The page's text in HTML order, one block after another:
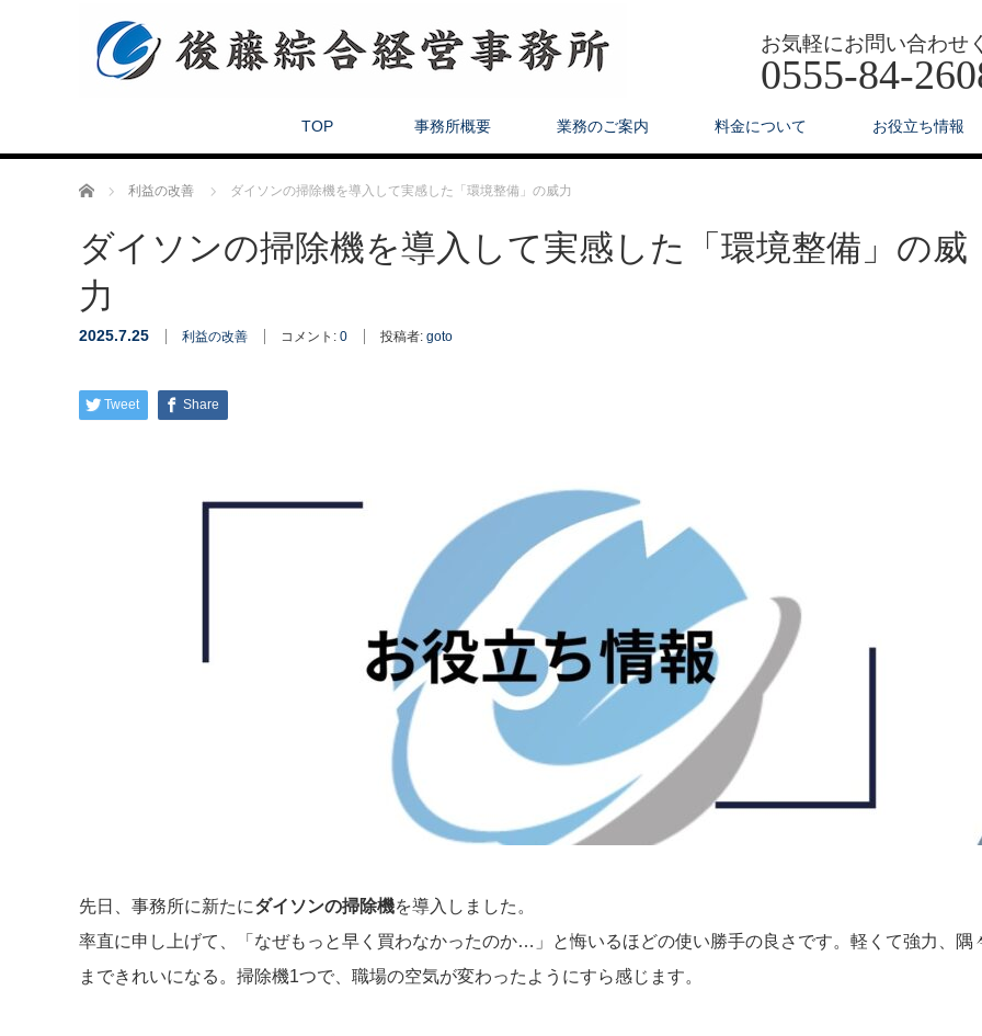
お気軽にお問い合わせ
0555-84-
TOP 事務所概要 業務のご案内 料金について お役立ち情報
ホーム 利益の改善 ダイソンの掃除機を導入して実感した「環境整備」の威力
ダイソンの掃除機を導入して実感した「環境整備」の威
力
2025.7.25 利益の改善 コメント: 0 投稿者: goto
Tweet Share
先日、事務所に新たにダイソンの掃除機を導入しました。
率直に申し上げて、「なぜもっと早く買わなかったのか…」と悔いるほどの使い勝手の良さです。軽くて強力、隅
まできれいになる。掃除機1つで、職場の空気が変わったようにすら感じます。